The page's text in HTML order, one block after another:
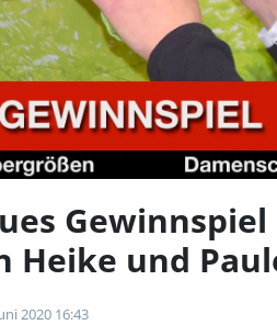
Heike und
2020 16:43